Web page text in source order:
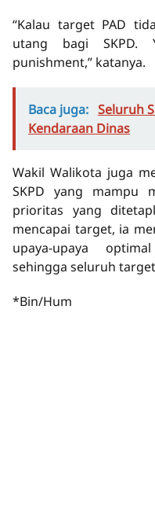
“Kalau target PAD
utang bagi SKPD.
punishment,” katanya.
Baca juga: Seluruh
Kendaraan Dinas
Wakil Walikota juga
SKPD yang mampu
prioritas yang
mencapai target, ia
upaya-upaya
sehingga seluruh
*Bin/Hum